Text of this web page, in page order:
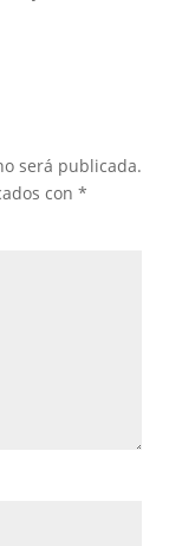
será publicada.
con *